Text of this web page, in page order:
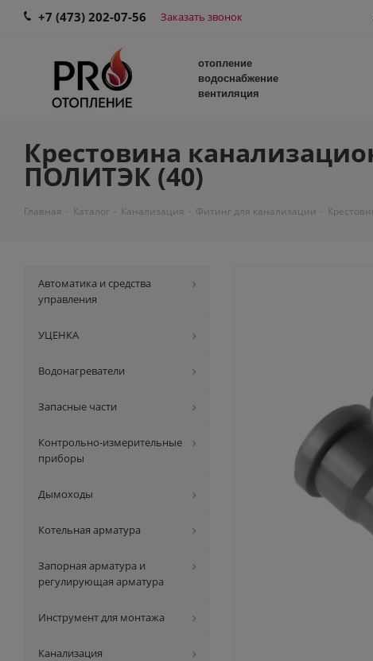
+7 (473) 202-07-56 Заказать звонок
отопление
водоснабжение
вентиляция
Крестовина
ПОЛИТЭК (40)
Главная - Каталог - Канализация - Фитинг для канализации -
Автоматика и средства
управления
УЦЕНКА
Водонагреватели
Запасные части
Контрольно-измерительные
приборы
Дымоходы
Котельная арматура
Запорная арматура и
регулирующая арматура
Инструмент для монтажа
Канализация